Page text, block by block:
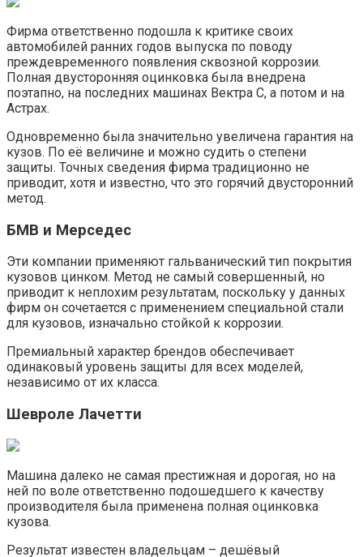
Фирма ответственно подошла к критике своих
автомобилей ранних годов выпуска по поводу
преждевременного появления сквозной коррозии.
Полная двусторонняя оцинковка была внедрена
поэтапно, на последних машинах Вектра C, а потом и на
Астрах.
Одновременно была значительно увеличена гарантия на
кузов. По её величине и можно судить о степени
защиты. Точных сведения фирма традиционно не
приводит, хотя и известно, что это горячий двусторонний
метод.
БМВ и Мерседес
Эти компании применяют гальванический тип покрытия
кузовов цинком. Метод не самый совершенный, но
приводит к неплохим результатам, поскольку у данных
фирм он сочетается с применением специальной стали
для кузовов, изначально стойкой к коррозии.
Премиальный характер брендов обеспечивает
одинаковый уровень защиты для всех моделей,
независимо от их класса.
Шевроле Лачетти
Машина далеко не самая престижная и дорогая, но на
ней по воле ответственно подошедшего к качеству
производителя была применена полная оцинковка
кузова.
Результат известен владельцам – дешёвый